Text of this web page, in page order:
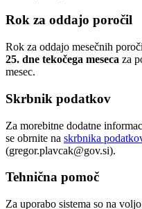
Rok za oddajo poročil
Rok za oddajo mesečnih
25. dne tekočega meseca za
mesec.
Skrbnik podatkov
Za morebitne dodatne
se obrnite na skrbnika
(gregor.plavcak@gov.si).
Tehnična pomoč
Za uporabo sistema so na voljo